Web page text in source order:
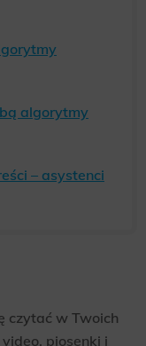
algorytmy
– asystenci
czytać w Twoich
piosenki i